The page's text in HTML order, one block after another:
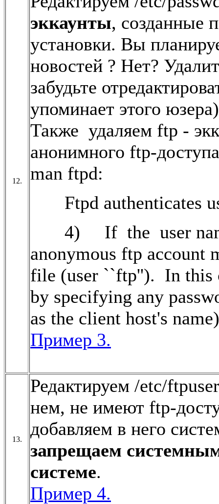
12.
эккаунты, созданные
установки. Вы
новостей ? Нет?
забудьте
упоминает этого
Также удаляем ftp -
анонимного ftp-
man ftpd:
Ftpd authenticates
4) If the user name
anonymous ftp account
file (user ``ftp''). In this
by specifying any
as the client host's
Пример 3.
13.
Редактируем /etc/
нем, не имеют ftp-
добавляем в него
запрещаем
системе.
Пример 4.